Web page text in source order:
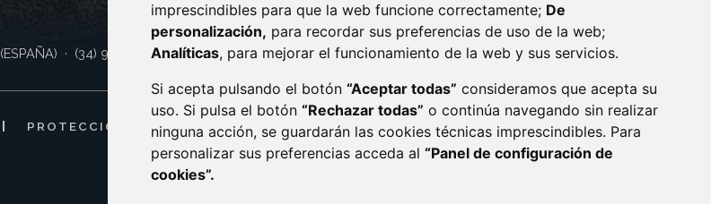
imprescindibles para que la web funcione correctamente; De
personalización, para recordar sus preferencias de uso de la web;
Analíticas, para mejorar el funcionamiento de la web y sus servicios.
Si acepta pulsando el botón “Aceptar todas” consideramos que acepta su
uso. Si pulsa el botón “Rechazar todas” o continúa navegando sin realizar
ninguna acción, se guardarán las cookies técnicas imprescindibles. Para
personalizar sus preferencias acceda al “Panel de configuración de
cookies”.
(ESPAÑA) · (34) 974 400 700 ·sac@monzon.es monzon.es
PROTECCIÓN DE DATOS POLÍTICA DE COOKIES
ACCESIBILIDAD